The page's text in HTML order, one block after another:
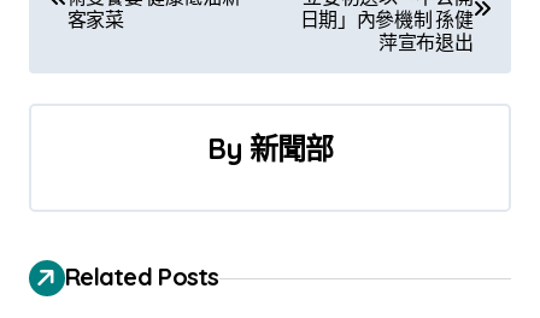
章
導
覽
客家菜
日期」內參機制 孫健
萍宣布退出
By 新聞部
Related Posts